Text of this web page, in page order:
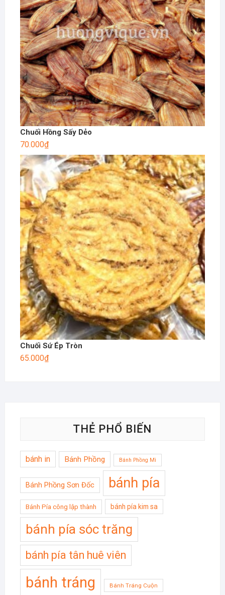
Chuối Hồng Sấy Dẻo
70.000₫
Chuối Sứ Ép Tròn
65.000₫
THẺ PHỔ BIẾN
bánh in Bánh Phồng Bánh Phồng Mì
Bánh Phồng Sơn Đốc bánh pía
Bánh Pía công lập thành bánh pía kim sa
bánh pía sóc trăng
bánh pía tân huê viên
bánh tráng Bánh Tráng Cuộn